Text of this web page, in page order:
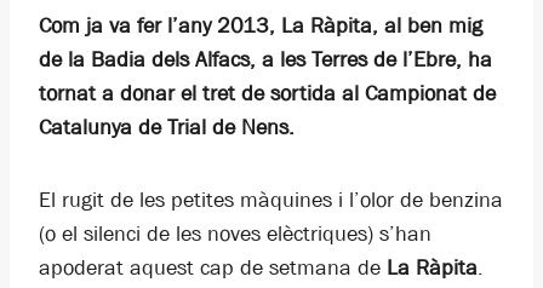
Com ja va fer l’any 2013, La Ràpita, al ben mig
de la Badia dels Alfacs, a les Terres de l’Ebre, ha
tornat a donar el tret de sortida al Campionat de
Catalunya de Trial de Nens.
El rugit de les petites màquines i l’olor de benzina
(o el silenci de les noves elèctriques) s’han
apoderat aquest cap de setmana de La Ràpita.